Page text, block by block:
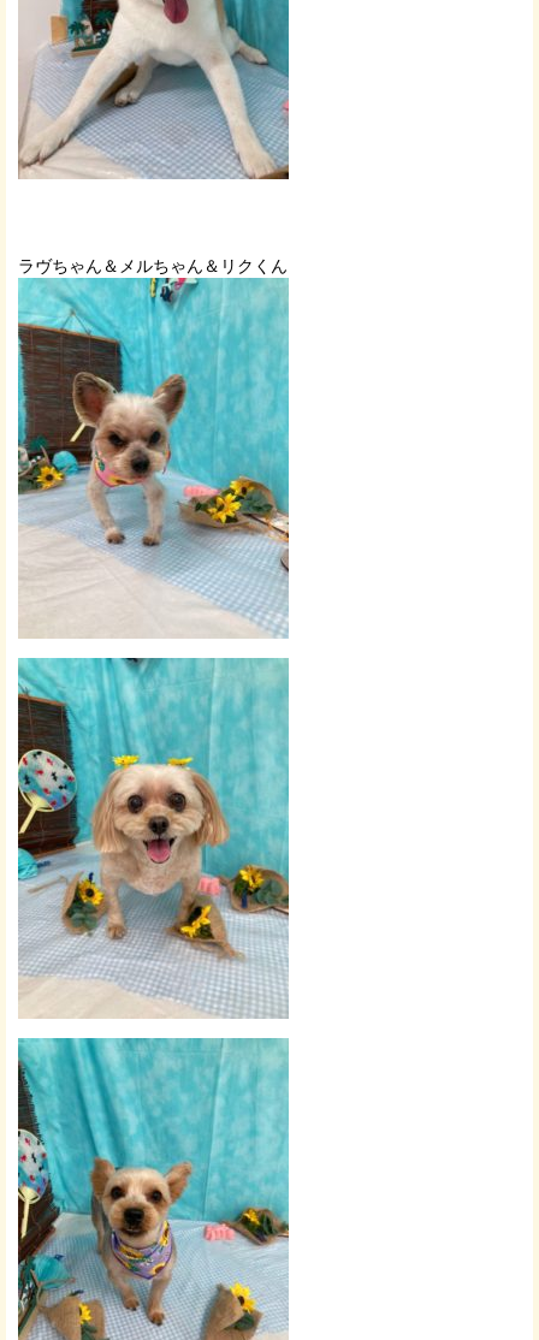
ラヴちゃん＆メルちゃん＆リクくん